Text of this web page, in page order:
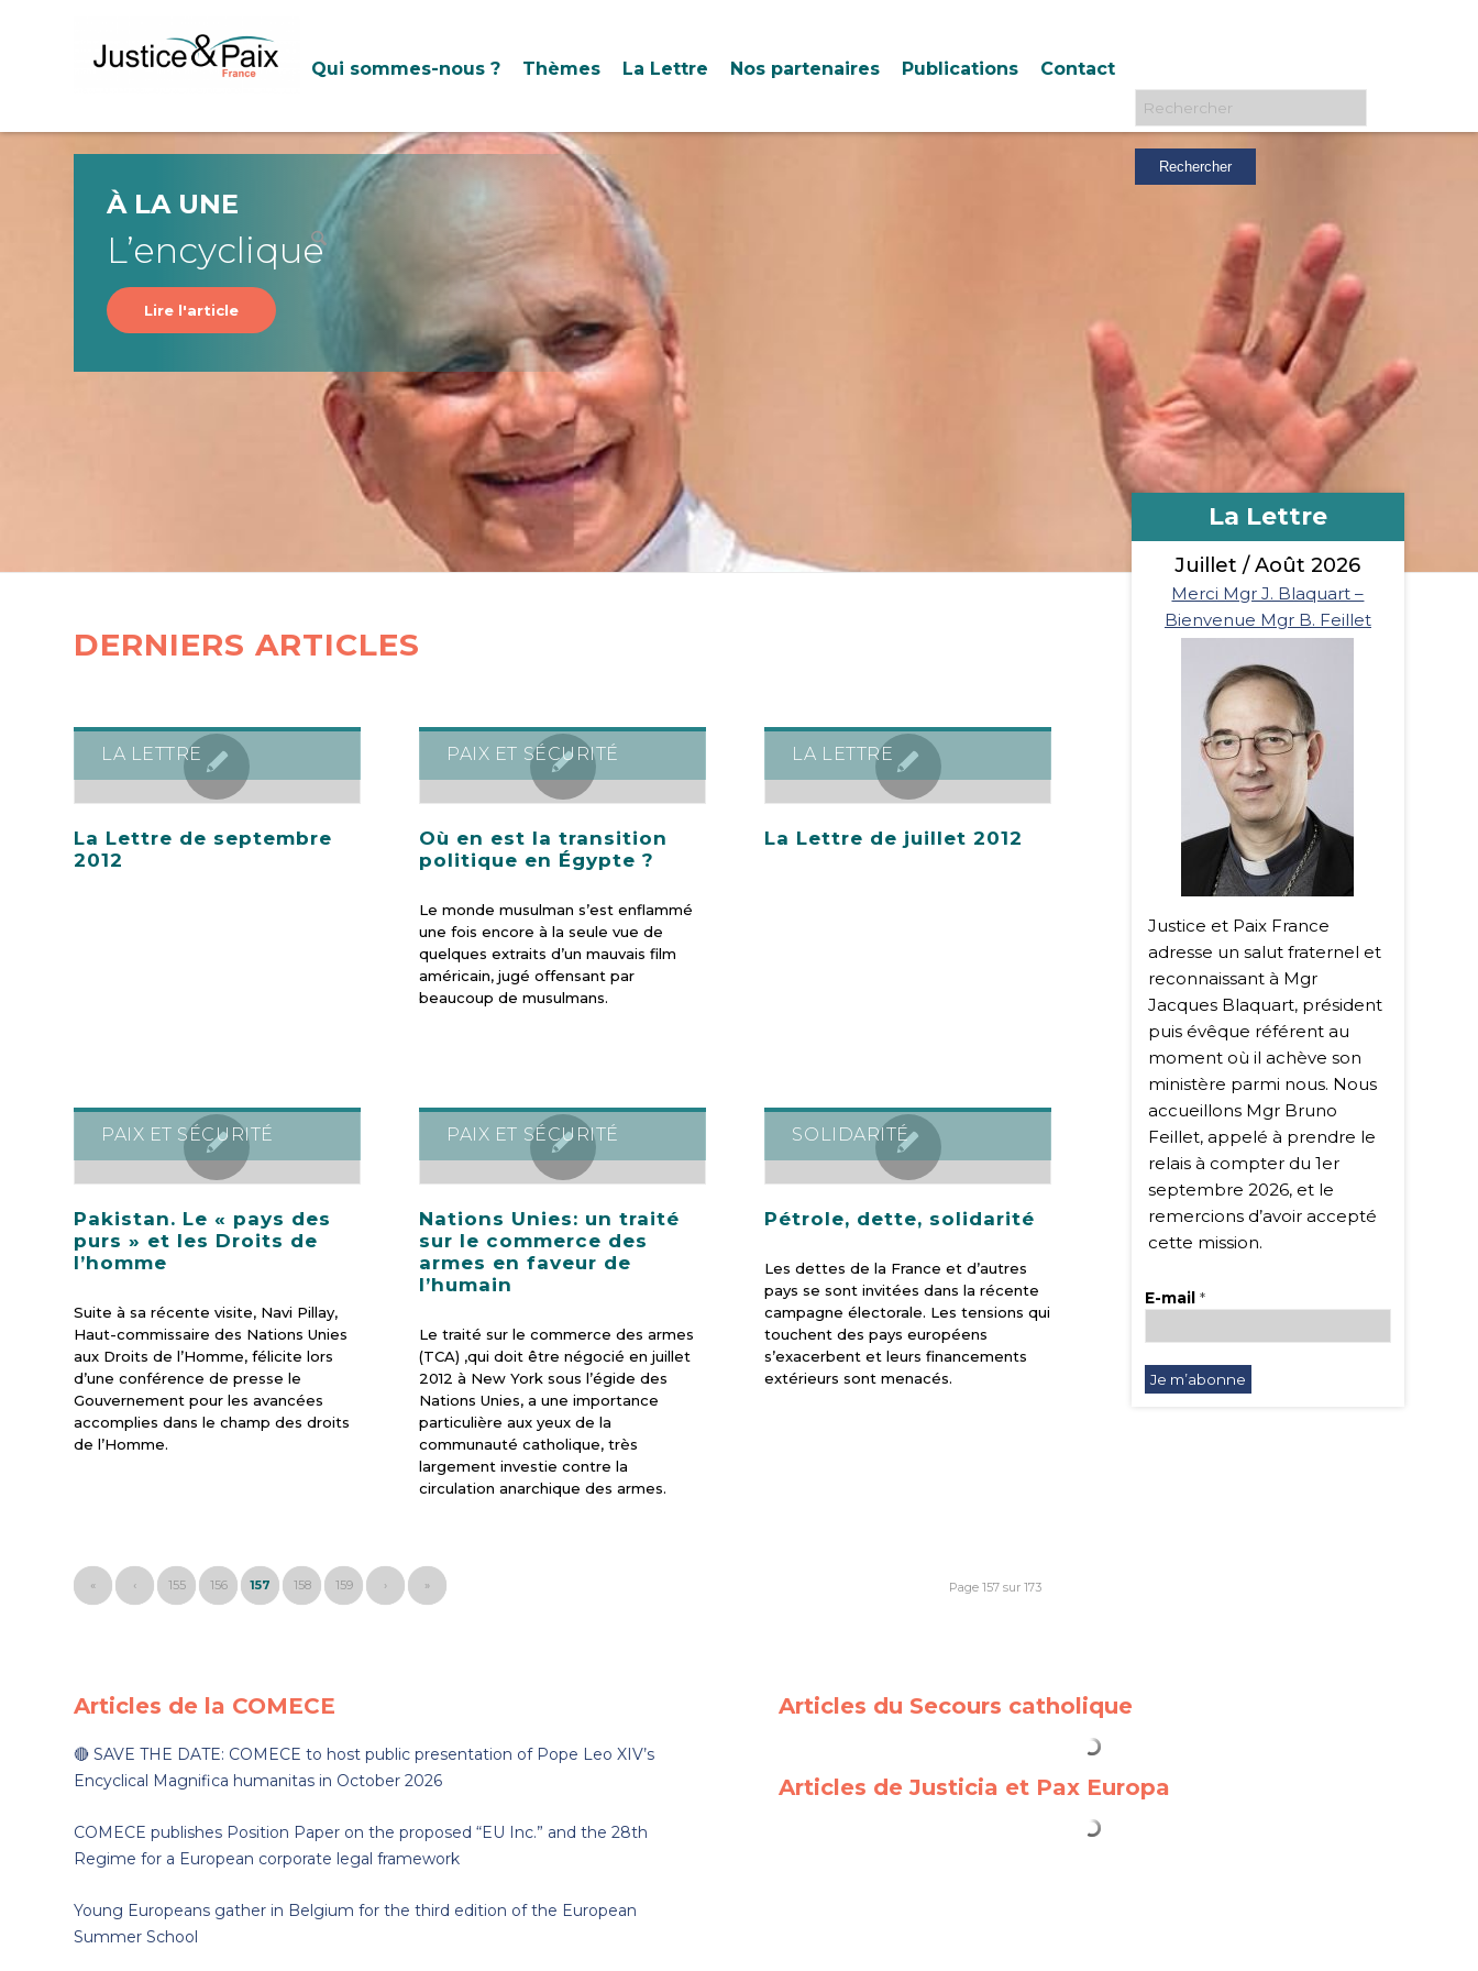
Qui sommes-nous ? Thèmes La Lettre Nos partenaires Publications Contact
Rechercher :
À LA UNE
L’encyclique
Lire l'article
DERNIERS ARTICLES
LA LETTRE
La Lettre de septembre
2012
PAIX ET SÉCURITÉ
Où en est la transition
politique en Égypte ?
Le monde musulman s’est enflammé
une fois encore à la seule vue de
quelques extraits d’un mauvais film
américain, jugé offensant par
beaucoup de musulmans.
LA LETTRE
La Lettre de juillet 2012
PAIX ET SÉCURITÉ
Pakistan. Le « pays des
purs » et les Droits de
l’homme
Suite à sa récente visite, Navi Pillay,
Haut-commissaire des Nations Unies
aux Droits de l’Homme, félicite lors
d’une conférence de presse le
Gouvernement pour les avancées
accomplies dans le champ des droits
de l’Homme.
PAIX ET SÉCURITÉ
Nations Unies: un traité
sur le commerce des
armes en faveur de
l’humain
Le traité sur le commerce des armes
(TCA) ,qui doit être négocié en juillet
2012 à New York sous l’égide des
Nations Unies, a une importance
particulière aux yeux de la
communauté catholique, très
largement investie contre la
circulation anarchique des armes.
SOLIDARITÉ
Pétrole, dette, solidarité
Les dettes de la France et d’autres
pays se sont invitées dans la récente
campagne électorale. Les tensions qui
touchent des pays européens
s’exacerbent et leurs financements
extérieurs sont menacés.
Page 157 sur 173
« ‹ 155 156 157 158 159 › »
La Lettre
Juillet / Août 2026
Merci Mgr J. Blaquart –
Bienvenue Mgr B. Feillet
Justice et Paix France
adresse un salut fraternel et
reconnaissant à Mgr
Jacques Blaquart, président
puis évêque référent au
moment où il achève son
ministère parmi nous. Nous
accueillons Mgr Bruno
Feillet, appelé à prendre le
relais à compter du 1er
septembre 2026, et le
remercions d’avoir accepté
cette mission.
E-mail *
Articles de la COMECE
🔴 SAVE THE DATE: COMECE to host public presentation of Pope Leo XIV’s
Encyclical Magnifica humanitas in October 2026
COMECE publishes Position Paper on the proposed “EU Inc.” and the 28th
Regime for a European corporate legal framework
Young Europeans gather in Belgium for the third edition of the European
Summer School
Articles du Secours catholique
Articles de Justicia et Pax Europa